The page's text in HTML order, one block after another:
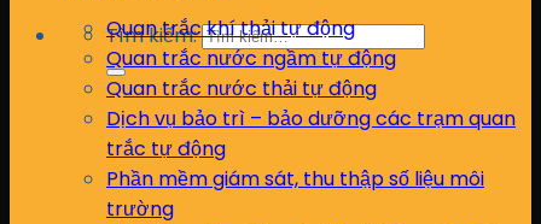
Tìm kiếm:
Quan trắc khí thải tự động
Quan trắc nước ngầm tự động
Quan trắc nước thải tự động
Dịch vụ bảo trì – bảo dưỡng các trạm quan
trắc tự động
Phần mềm giám sát, thu thập số liệu môi
trường